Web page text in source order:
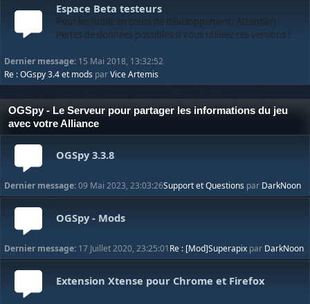
Espace Beta testeurs
Pour les outils en cours de développement. Attention :
Pertes de données possibles si vous utilisez ces versions !
Dernier message: 15 Mai 2018, 13:32:52
Re : OGspy 3.4 et mods parVice Artemis
OGSpy - Le Serveur pour partager les informations du jeu
avec votre Alliance
OGSpy 3.3.8
Dernier message:09 Mai 2023, 23:03:26Support et Questions par DarkNoon
OGSpy - Mods
Dernier message: 17 Juillet 2020, 23:25:01Re : [Mod]Superapix par DarkNoon
Extension Xtense pour Chrome et Firefox